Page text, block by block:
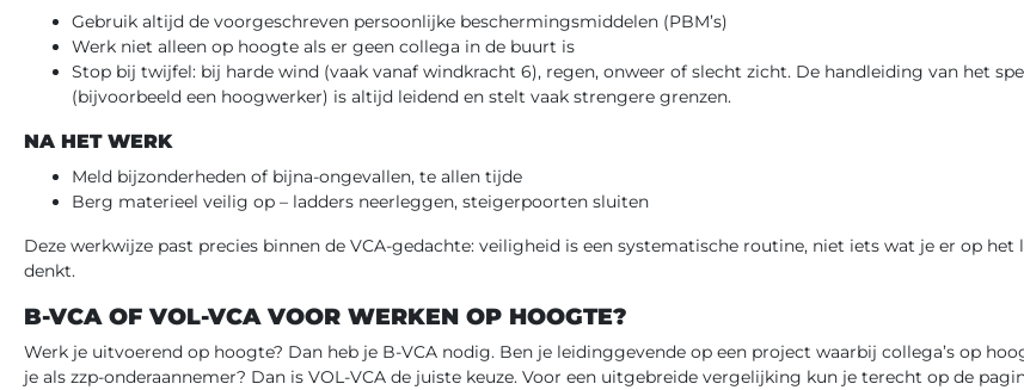
Gebruik altijd de voorgeschreven persoonlijke beschermingsmiddelen (PBM’s)
Werk niet alleen op hoogte als er geen collega in de buurt is
Stop bij twijfel: bij harde wind (vaak vanaf windkracht 6), regen, onweer of slecht zicht. De handleiding van het
(bijvoorbeeld een hoogwerker) is altijd leidend en stelt vaak strengere grenzen.
NA HET WERK
Meld bijzonderheden of bijna-ongevallen, te allen tijde
Berg materieel veilig op – ladders neerleggen, steigerpoorten sluiten
Deze werkwijze past precies binnen de VCA-gedachte: veiligheid is een systematische routine, niet iets wat je er op
denkt.
B-VCA OF VOL-VCA VOOR WERKEN OP HOOGTE?
Werk je uitvoerend op hoogte? Dan heb je B-VCA nodig. Ben je leidinggevende op een project waarbij collega’s op
je als zzp-onderaannemer? Dan is VOL-VCA de juiste keuze. Voor een uitgebreide vergelijking kun je terecht op de